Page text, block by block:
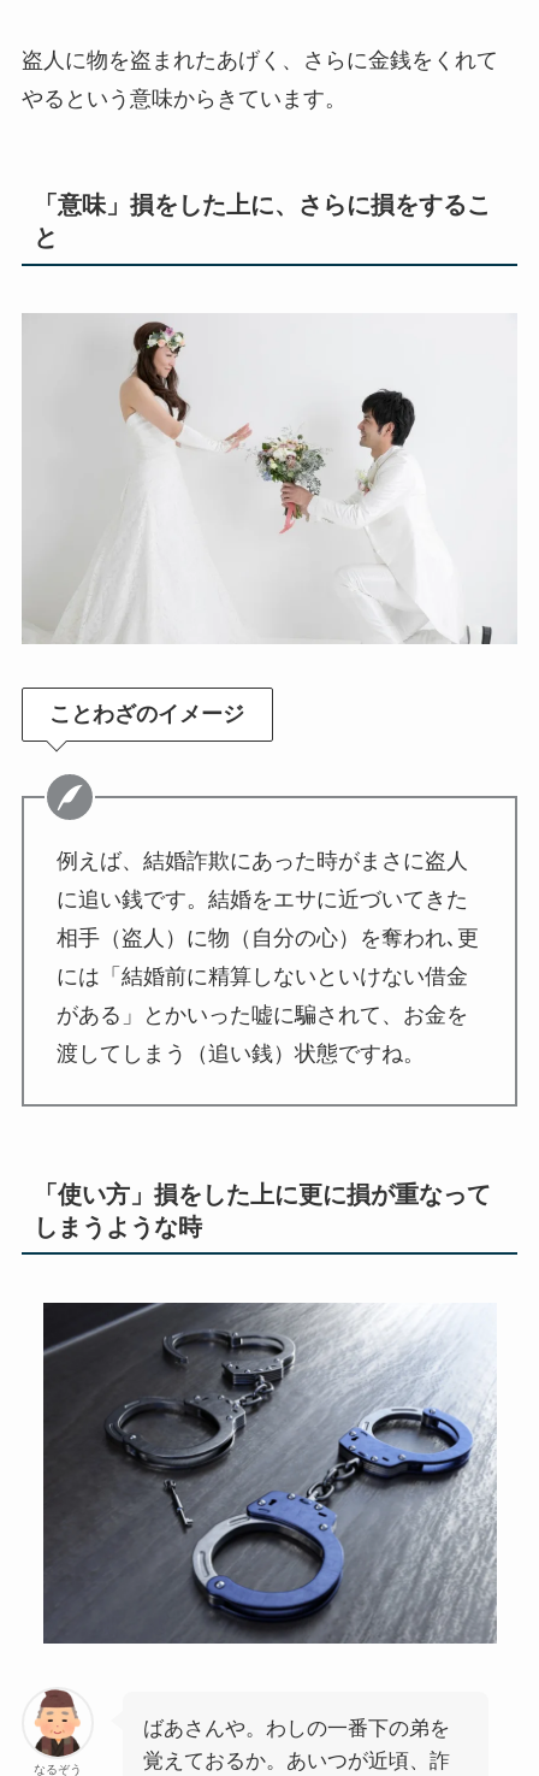
盗人に物を盗まれたあげく、さらに金銭をくれて
やるという意味からきています。
「意味」損をした上に、さらに損をするこ
と
ことわざのイメージ
例えば、結婚詐欺にあった時がまさに盗人
に追い銭です。結婚をエサに近づいてきた
相手（盗人）に物（自分の心）を奪われ､更
には「結婚前に精算しないといけない借金
がある」とかいった嘘に騙されて、お金を
渡してしまう（追い銭）状態ですね。
「使い方」損をした上に更に損が重なって
しまうような時
なるぞう
ばあさんや。わしの一番下の弟を
覚えておるか。あいつが近頃、詐